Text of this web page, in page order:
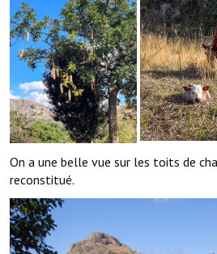
On a une belle vue sur les toits de
reconstitué.